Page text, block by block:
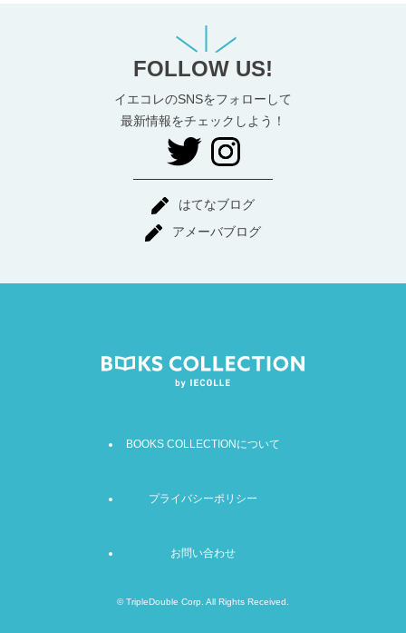
FOLLOW US!
イエコレのSNSをフォローして
最新情報をチェックしよう！
はてなブログ
アメーバブログ
BOOKS COLLECTIONについて
プライバシーポリシー
お問い合わせ
©TripleDouble Corp. All Rights Received.